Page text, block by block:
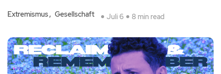
Extremismus Gesellschaft Juli 6 8 min read